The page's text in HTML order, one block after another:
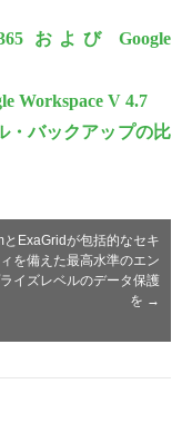
および Google
Workspace V 4.7
・バックアップの比
とExaGridが包括的なセキ
を備えた最高水準のエン
イズレベルのデータ保護
を →